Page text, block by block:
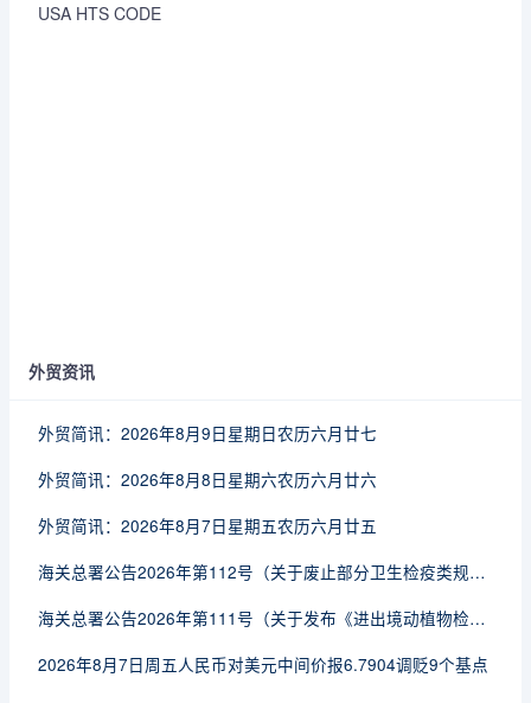
USA HTS CODE
外贸资讯
外贸简讯：2026年8月9日星期日农历六月廿七
外贸简讯：2026年8月8日星期六农历六月廿六
外贸简讯：2026年8月7日星期五农历六月廿五
海关总署公告2026年第112号（关于废止部分卫生检疫类规范性文件的公告）
海关总署公告2026年第111号（关于发布《进出境动植物检疫处理监督管理工作规定》《进出境卫生处理监督管理工作规定》的公告）
2026年8月7日周五人民币对美元中间价报6.7904调贬9个基点